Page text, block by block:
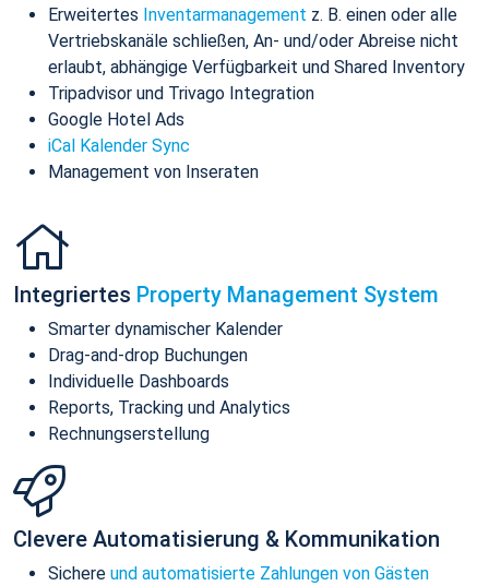
Erweitertes Inventarmanagement z. B. einen oder alle
Vertriebskanäle schließen, An- und/oder Abreise nicht
erlaubt, abhängige Verfügbarkeit und Shared Inventory
Tripadvisor und Trivago Integration
Google Hotel Ads
iCal Kalender Sync
Management von Inseraten
Integriertes Property Management System
Smarter dynamischer Kalender
Drag-and-drop Buchungen
Individuelle Dashboards
Reports, Tracking und Analytics
Rechnungserstellung
Clevere Automatisierung & Kommunikation
Sichere und automatisierte Zahlungen von Gästen